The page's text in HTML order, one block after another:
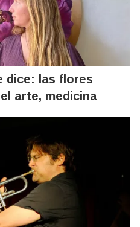
dice: las flores
arte, medicina